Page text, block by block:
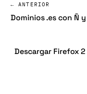
← ANTERIOR
Dominios .es con Ñ
Descargar Firefox